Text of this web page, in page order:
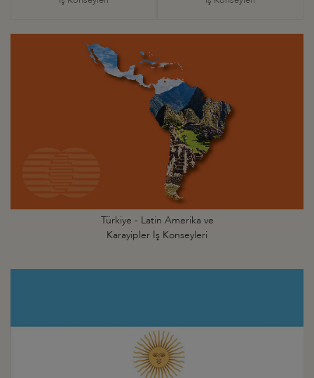
Türkiye - Latin Amerika ve
Karayipler İş Konseyleri